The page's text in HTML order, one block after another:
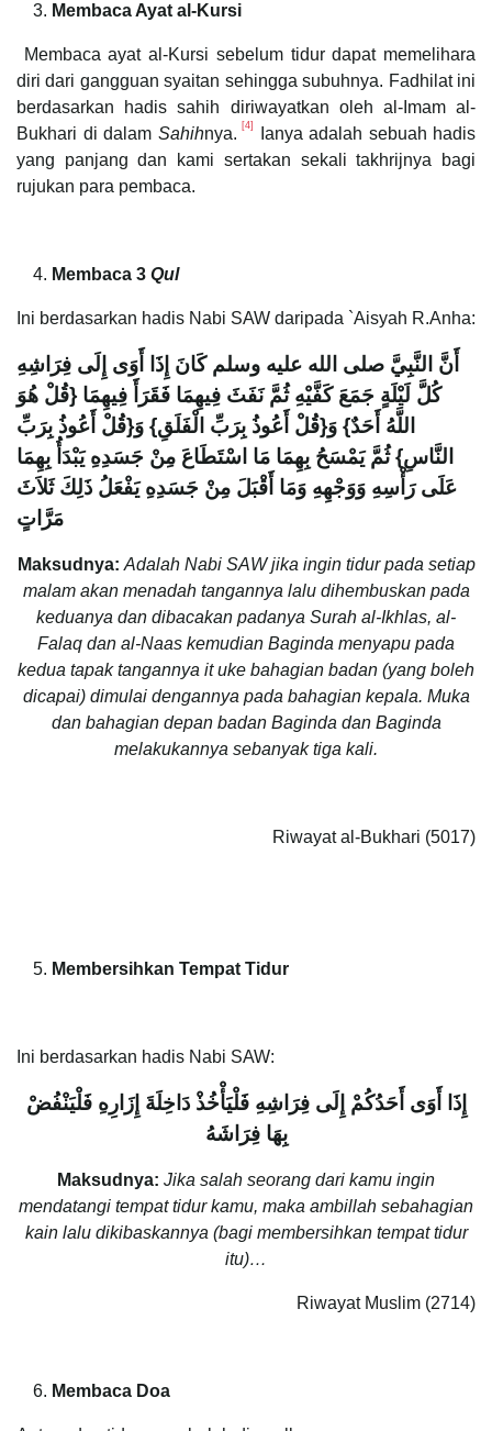
Membaca Ayat al-Kursi
Membaca ayat al-Kursi sebelum tidur dapat memelihara
diri dari gangguan syaitan sehingga subuhnya. Fadhilat ini
berdasarkan hadis sahih diriwayatkan oleh al-Imam al-
Bukhari di dalam Sahihnya. [4]
Ianya adalah sebuah hadis
yang panjang dan kami sertakan sekali takhrijnya bagi
rujukan para pembaca.
Membaca 3 Qul
Ini berdasarkan hadis Nabi SAW daripada `Aisyah R.Anha:
أَنَّ النَّبِيَّ صلى الله عليه وسلم كَانَ إِذَا أَوَى إِلَى فِرَاشِهِ
كُلَّ لَيْلَةٍ جَمَعَ كَفَّيْهِ ثُمَّ نَفَثَ فِيهِمَا فَقَرَأَ فِيهِمَا ‏{‏قُلْ هُوَ
اللَّهُ أَحَدٌ‏}‏ وَ‏{‏قُلْ أَعُوذُ بِرَبِّ الْفَلَقِ‏}‏ وَ‏{‏قُلْ أَعُوذُ بِرَبِّ
النَّاسِ‏}‏ ثُمَّ يَمْسَحُ بِهِمَا مَا اسْتَطَاعَ مِنْ جَسَدِهِ يَبْدَأُ بِهِمَا
عَلَى رَأْسِهِ وَوَجْهِهِ وَمَا أَقْبَلَ مِنْ جَسَدِهِ يَفْعَلُ ذَلِكَ ثَلاَثَ
مَرَّاتٍ
Maksudnya: Adalah Nabi SAW jika ingin tidur pada setiap
malam akan menadah tangannya lalu dihembuskan pada
keduanya dan dibacakan padanya Surah al-Ikhlas, al-
Falaq dan al-Naas kemudian Baginda menyapu pada
kedua tapak tangannya it uke bahagian badan (yang boleh
dicapai) dimulai dengannya pada bahagian kepala. Muka
dan bahagian depan badan Baginda dan Baginda
melakukannya sebanyak tiga kali.
Riwayat al-Bukhari (5017)
Membersihkan Tempat Tidur
Ini berdasarkan hadis Nabi SAW:
إِذَا أَوَى أَحَدُكُمْ إِلَى فِرَاشِهِ فَلْيَأْخُذْ دَاخِلَةَ إِزَارِهِ فَلْيَنْفُضْ
بِهَا فِرَاشَهُ
Maksudnya: Jika salah seorang dari kamu ingin
mendatangi tempat tidur kamu, maka ambillah sebahagian
kain lalu dikibaskannya (bagi membersihkan tempat tidur
itu)…
Riwayat Muslim (2714)
Membaca Doa